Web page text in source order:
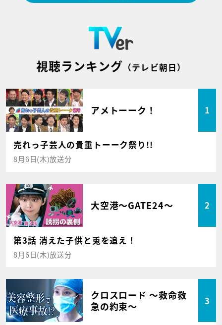
視聴ランキング （テレビ朝日）
アメトーーク！ 1
売れっ子芸人の貴重トーーク祭り!!
8月6日(木)放送分
大空港～GATE24～ 2
第3話 消えた子供と兎を追え！
8月6日(木)放送分
クロスロード ～救命救
急の約束～
3